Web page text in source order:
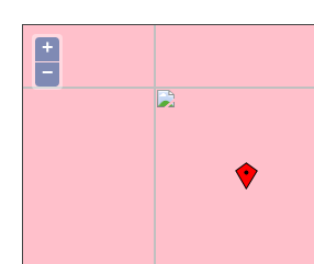
+
−